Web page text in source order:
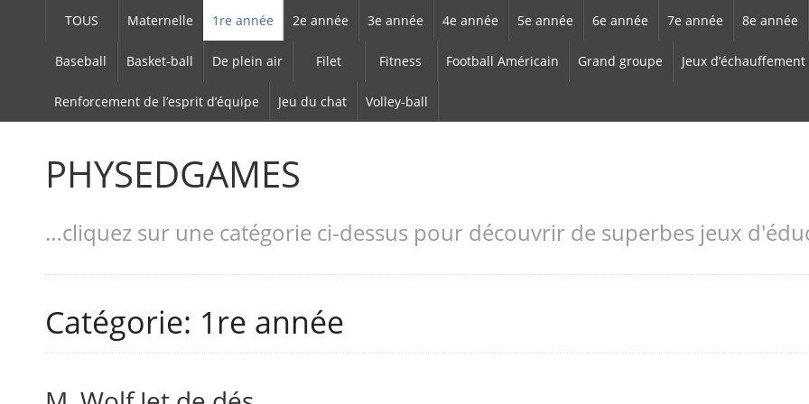
TOUS Maternelle 1re année 2e année 3e année 4e année 5e année 6e année 7e année 8e année
Baseball Basket-ball De plein air Filet Fitness Football Américain Grand groupe Jeux d’échauffement
Renforcement de l’esprit d’équipe Jeu du chat Volley-ball
PHYSEDGAMES
…cliquez sur une catégorie ci-dessus pour découvrir de superbes jeux
Catégorie: 1re année